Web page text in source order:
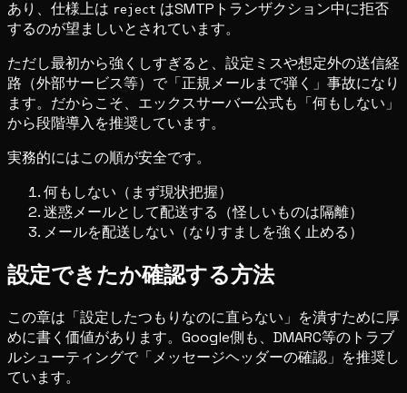
あり、仕様上は reject はSMTPトランザクション中に拒否
するのが望ましいとされています。
ただし最初から強くしすぎると、設定ミスや想定外の送信経
路（外部サービス等）で「正規メールまで弾く」事故になり
ます。だからこそ、エックスサーバー公式も「何もしない」
から段階導入を推奨しています。
実務的にはこの順が安全です。
何もしない（まず現状把握）
迷惑メールとして配送する（怪しいものは隔離）
メールを配送しない（なりすましを強く止める）
設定できたか確認する方法
この章は「設定したつもりなのに直らない」を潰すために厚
めに書く価値があります。Google側も、DMARC等のトラブ
ルシューティングで「メッセージヘッダーの確認」を推奨し
ています。